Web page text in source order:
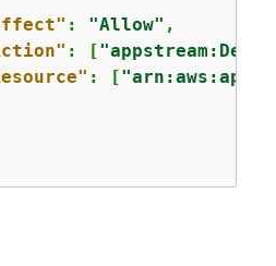
: "Allow" ,
: [
: [